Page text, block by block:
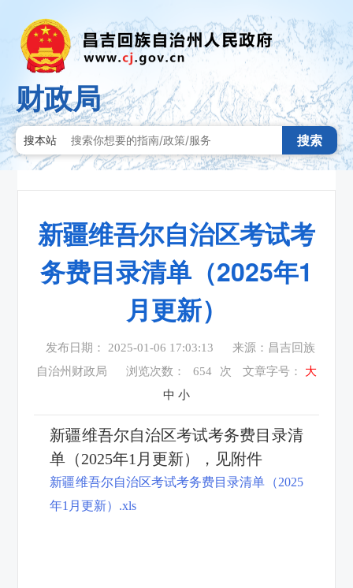
财政局
搜本站 搜索
新疆维吾尔自治区考试考
务费目录清单（2025年1
月更新）
发布日期： 2025-01-06 17:03:13
来源：昌吉回族
自治州财政局
浏览次数： 654 次 文章字号： 大
中 小
新疆维吾尔自治区考试考务费目录清
单（2025年1月更新），见附件
新疆维吾尔自治区考试考务费目录清单（2025
年1月更新）.xls